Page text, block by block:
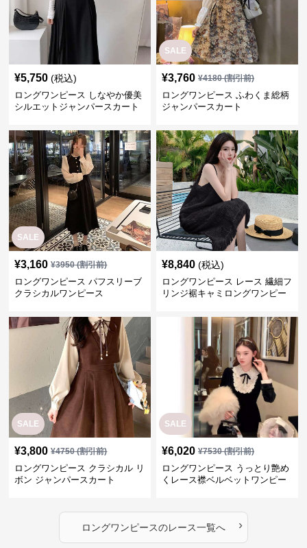
¥5,750 (税込)
ロングワンピース しなやか優美
シルエットジャンパースカート
SALE
¥3,760 ¥4180(割引前)
ロングワンピース ふわくま総柄
ジャンパースカート
SALE
¥3,160 ¥3950(割引前)
ロングワンピース パフスリーブ
クラシカルワンピース
¥8,840 (税込)
ロングワンピース レース 繊細フ
リンジ裾キャミロングワンピー
SALE
¥3,800 ¥4750(割引前)
ロングワンピース クラシカル リ
ボン ジャンパースカート
SALE
¥6,020 ¥7530(割引前)
ロングワンピース うっとり艶め
くレース襟ベルベットワンピー
ロングワンピースのレース一覧へ ›